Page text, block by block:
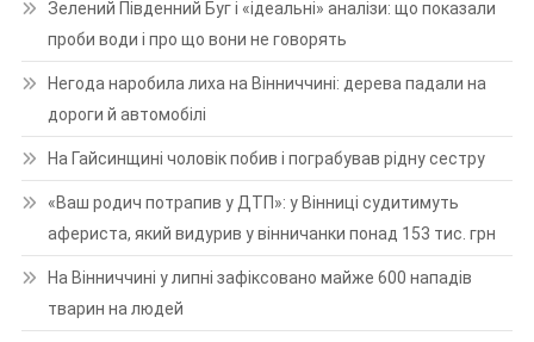
Зелений Південний Буг і «ідеальні» аналізи: що показали
проби води і про що вони не говорять
Негода наробила лиха на Вінниччині: дерева падали на
дороги й автомобілі
На Гайсинщині чоловік побив і пограбував рідну сестру
«Ваш родич потрапив у ДТП»: у Вінниці судитимуть
афериста, який видурив у вінничанки понад 153 тис. грн
На Вінниччині у липні зафіксовано майже 600 нападів
тварин на людей